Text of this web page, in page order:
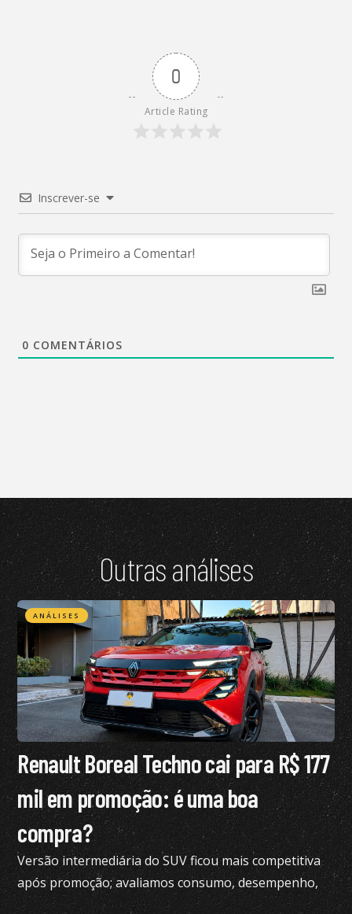
0
Article Rating
Inscrever-se
0 COMENTÁRIOS
Outras análises
ANÁLISES
Renault Boreal Techno cai para R$ 177
mil em promoção: é uma boa
compra?
Versão intermediária do SUV ficou mais competitiva
após promoção; avaliamos consumo, desempenho,
conforto e mais